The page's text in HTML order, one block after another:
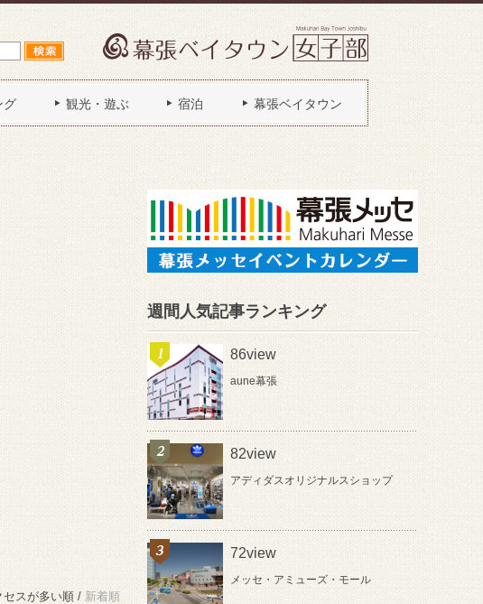
グ 観光・遊ぶ 宿泊 幕張ベイタウン
セスが多い順 / 新着順
週間人気記事ランキング
86view
aune幕張
82view
アディダスオリジナルスショップ
72view
メッセ・アミューズ・モール